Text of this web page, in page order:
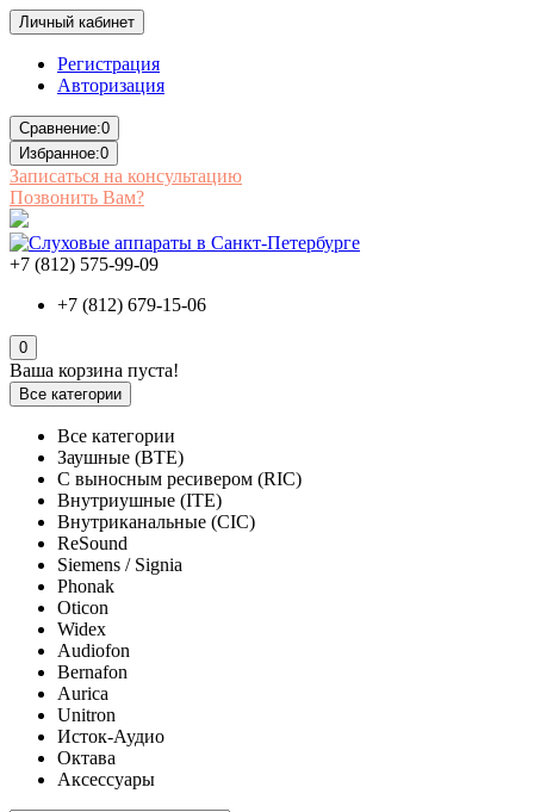
Личный кабинет
Регистрация
Авторизация
Сравнение:0
Избранное:0
Записаться на консультацию
Позвонить Вам?
+7 (812) 575-99-09
+7 (812) 679-15-06
0
Ваша корзина пуста!
Все категории
Все категории
Заушные (BTE)
С выносным ресивером (RIC)
Внутриушные (ITE)
Внутриканальные (CIC)
ReSound
Siemens / Signia
Phonak
Oticon
Widex
Audiofon
Bernafon
Aurica
Unitron
Исток-Аудио
Октава
Аксессуары